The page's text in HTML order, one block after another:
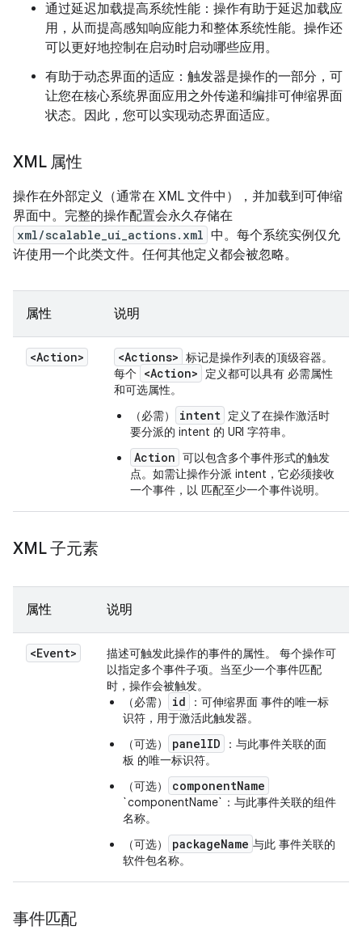
通过延迟加载提高系统性能：操作有助于延迟加载应
用，从而提高感知响应能力和整体系统性能。操作还
可以更好地控制在启动时启动哪些应用。
有助于动态界面的适应：触发器是操作的一部分，可
让您在核心系统界面应用之外传递和编排可伸缩界面
状态。因此，您可以实现动态界面适应。
XML 属性
操作在外部定义（通常在 XML 文件中），并加载到可伸缩
界面中。完整的操作配置会永久存储在
xml/scalable_ui_actions.xml 中。每个系统实例仅允
许使用一个此类文件。任何其他定义都会被忽略。
属性 说明
<Action> <Actions> 标记是操作列表的顶级容器。
每个 <Action>
定义都可以具有 必需属性
和可选属性。
（必需）
intent 定义了在操作激活时
要分派的 intent 的 URI 字符串。
Action 可以包含多个事件形式的触发
点。如需让操作分派 intent，它必须接收
一个事件，以 匹配至少一个事件说明。
XML 子元素
属性 说明
<Event>
描述可触发此操作的事件的属性。 每个操作可
以指定多个事件子项。当至少一个事件匹配
时，操作会被触发。
（必需）
id
：可伸缩界面 事件的唯一标
识符，用于激活此触发器。
（可选）
panelID
：与此事件关联的面
板 的唯一标识符。
（可选）
componentName
`componentName`：与此事件关联的组件
名称。
（可选）
packageName 与此 事件关联的
软件包名称。
事件匹配